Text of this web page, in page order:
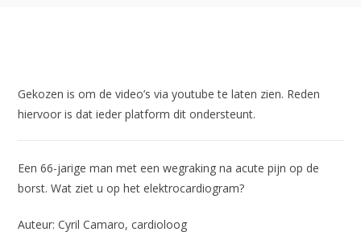
Gekozen is om de video’s via youtube te laten zien. Reden
hiervoor is dat ieder platform dit ondersteunt.
Een 66-jarige man met een wegraking na acute pijn op de
borst. Wat ziet u op het elektrocardiogram?
Auteur: Cyril Camaro, cardioloog